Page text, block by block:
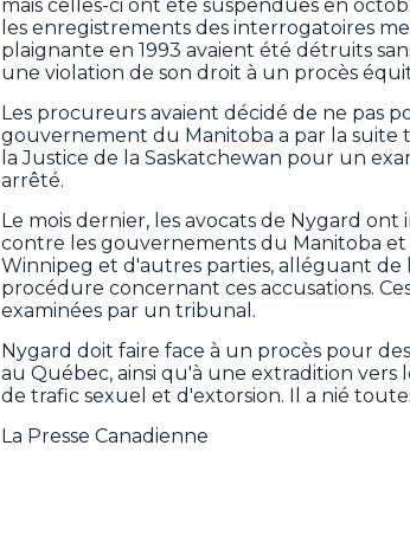
mais celles-ci ont été suspendues en
les enregistrements des interrogatoires
plaignante en 1993 avaient été détruits
une violation de son droit à un procès
Les procureurs avaient décidé de ne pas
gouvernement du Manitoba a par la suite
la Justice de la Saskatchewan pour un
arrêté.
Le mois dernier, les avocats de Nygard
contre les gouvernements du Manitoba et
Winnipeg et d'autres parties, alléguant de
procédure concernant ces accusations.
examinées par un tribunal.
Nygard doit faire face à un procès pour
au Québec, ainsi qu'à une extradition vers
de trafic sexuel et d'extorsion. Il a nié
La Presse Canadienne